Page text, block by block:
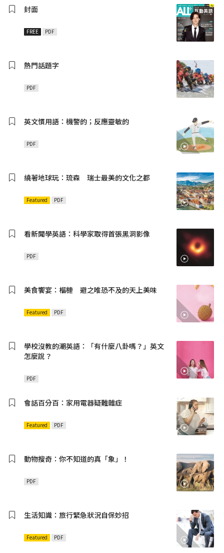
封面
FREE PDF
熱門話題字
PDF
英文慣用語：機警的；反應靈敏的
PDF
繞著地球玩：琉森 瑞士最美的文化之都
Featured PDF
看新聞學英語：科學家取得首張黑洞影像
PDF
美食饗宴：榴槤 避之唯恐不及的天上美味
Featured PDF
學校沒教的潮英語：「有什麼八卦嗎？」英文
怎麼說？
PDF
會話百分百：家用電器疑難雜症
Featured PDF
動物搜奇：你不知道的真「象」！
PDF
生活知識：旅行緊急狀況自保妙招
Featured PDF